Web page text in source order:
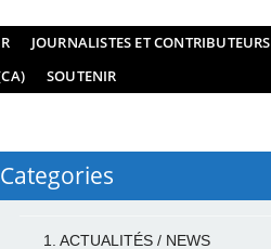
JOURNALISTES ET CONTRIBUTEURS
SOUTENIR
Categories
1. ACTUALITÉS / NEWS